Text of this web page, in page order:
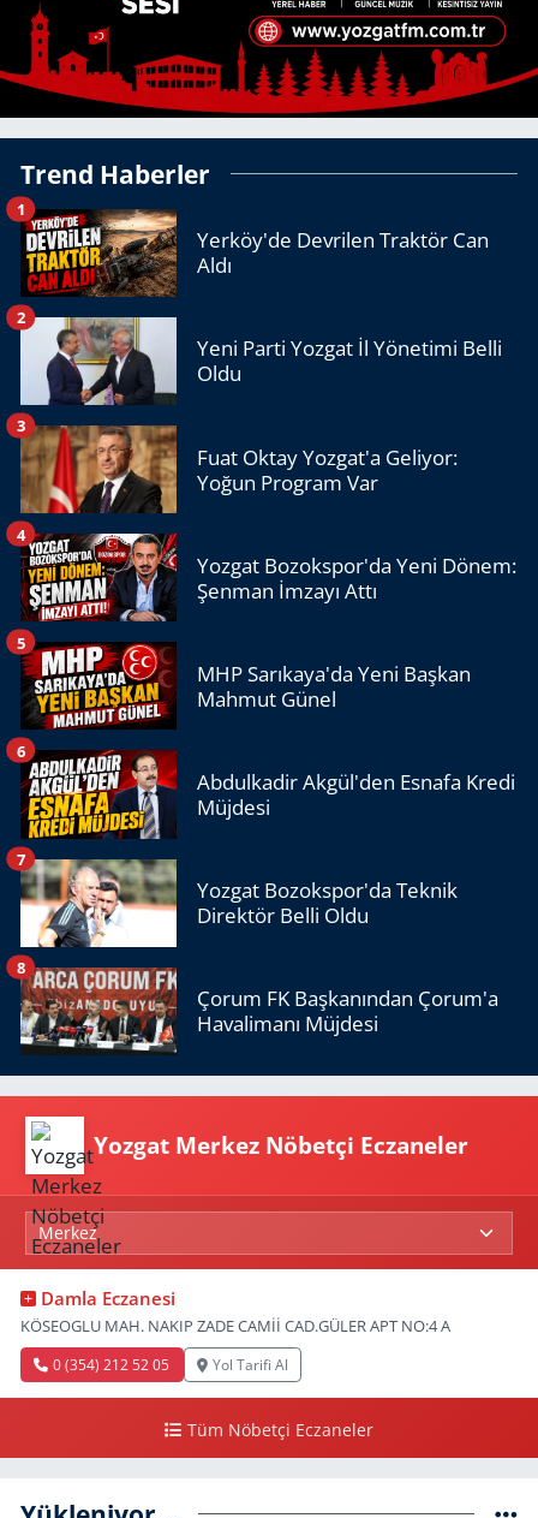
Trend Haberler
Yerköy'de Devrilen Traktör Can
Aldı
1
Yeni Parti Yozgat İl Yönetimi Belli
Oldu
2
Fuat Oktay Yozgat'a Geliyor:
Yoğun Program Var
3
Yozgat Bozokspor'da Yeni Dönem:
Şenman İmzayı Attı
4
MHP Sarıkaya'da Yeni Başkan
Mahmut Günel
5
Abdulkadir Akgül'den Esnafa Kredi
Müjdesi
6
Yozgat Bozokspor'da Teknik
Direktör Belli Oldu
7
Çorum FK Başkanından Çorum'a
Havalimanı Müjdesi
8
Yozgat Merkez Nöbetçi Eczaneler
Damla Eczanesi
KÖSEOGLU MAH. NAKIP ZADE CAMİİ CAD.GÜLER APT NO:4 A
0 (354) 212 52 05 Yol Tarifi Al
Tüm Nöbetçi Eczaneler